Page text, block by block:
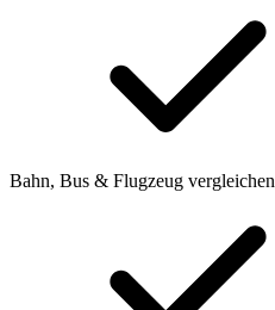
Bahn, Bus & Flugzeug vergleichen